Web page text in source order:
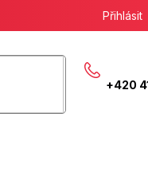
Přihlásit
+420